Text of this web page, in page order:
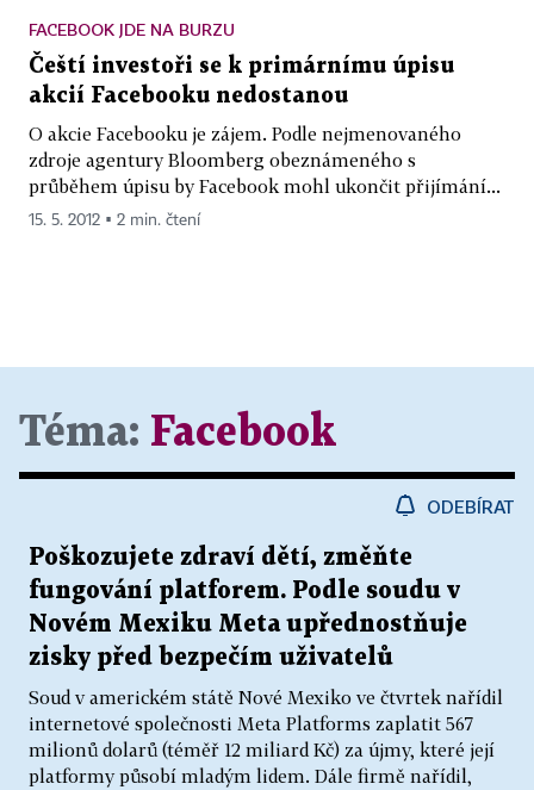
FACEBOOK JDE NA BURZU
Čeští investoři se k primárnímu úpisu
akcií Facebooku nedostanou
O akcie Facebooku je zájem. Podle nejmenovaného
zdroje agentury Bloomberg obeznámeného s
průběhem úpisu by Facebook mohl ukončit přijímání...
15. 5. 2012 ▪ 2 min. čtení
Téma: Facebook
ODEBÍRAT
Poškozujete zdraví dětí, změňte
fungování platforem. Podle soudu v
Novém Mexiku Meta upřednostňuje
zisky před bezpečím uživatelů
Soud v americkém státě Nové Mexiko ve čtvrtek nařídil
internetové společnosti Meta Platforms zaplatit 567
milionů dolarů (téměř 12 miliard Kč) za újmy, které její
platformy působí mladým lidem. Dále firmě nařídil,